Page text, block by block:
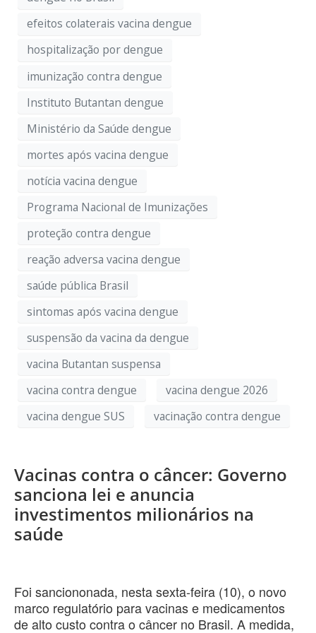
efeitos colaterais vacina dengue
hospitalização por dengue
imunização contra dengue
Instituto Butantan dengue
Ministério da Saúde dengue
mortes após vacina dengue
notícia vacina dengue
Programa Nacional de Imunizações
proteção contra dengue
reação adversa vacina dengue
saúde pública Brasil
sintomas após vacina dengue
suspensão da vacina da dengue
vacina Butantan suspensa
vacina contra dengue
vacina dengue 2026
vacina dengue SUS
vacinação contra dengue
Vacinas contra o câncer: Governo
sanciona lei e anuncia
investimentos milionários na
saúde
Foi sanciononada, nesta sexta-feira (10), o novo
marco regulatório para vacinas e medicamentos
de alto custo contra o câncer no Brasil. A medida,